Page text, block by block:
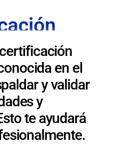
en el
y validar
y
te ayudará